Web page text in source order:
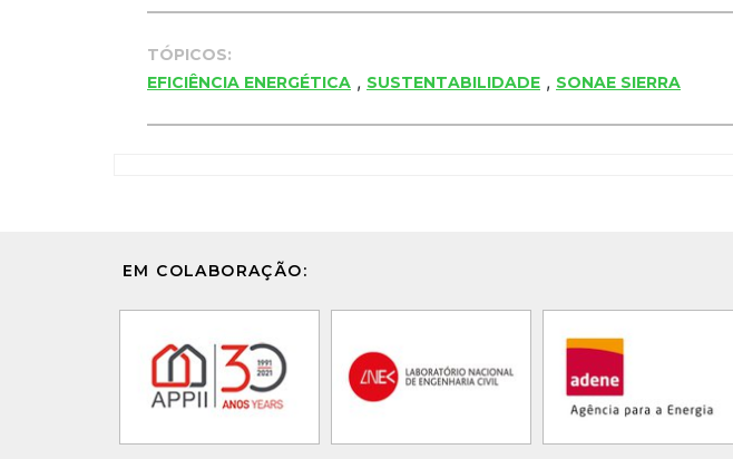
TÓPICOS:
EFICIÊNCIA ENERGÉTICA , SUSTENTABILIDADE , SONAE SIERRA
EM COLABORAÇÃO: